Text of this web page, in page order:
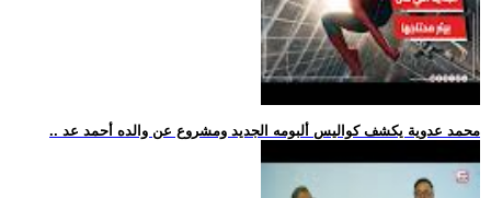
.. محمد عدوية يكشف كواليس ألبومه الجديد ومشروع عن والده أحمد عد